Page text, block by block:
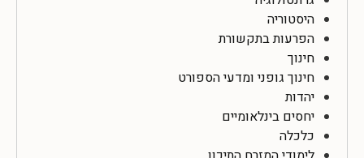
היסטוריה
הפרעות בתקשורת
חינוך
חינוך גופני ומדעי הספורט
יהדות
יחסים בינלאומיים
כלכלה